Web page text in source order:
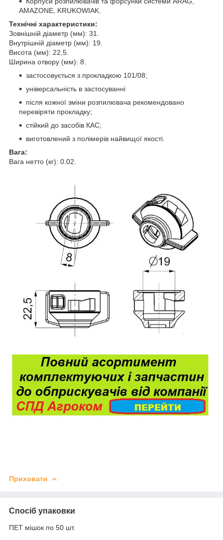
AMAZONE, KRUKOWIAK.
Технічні характеристики:
Зовнішній діаметр (мм): 31.
Внутрішній діаметр (мм): 19.
Висота (мм): 22,5.
Ширина отвору (мм): 8.
застосовується з прокладкою 101/08;
універсальність в застосуванні
після кожної зміни розпилювача рекомендовано
перевіряти прокладку;
стійкий до засобів КАС;
виготовлений з полімерів найвищої якості.
Вага:
Вага нетто (кг): 0.02.
Приховати
Спосіб упаковки
ПЕТ мішок по 50 шт.